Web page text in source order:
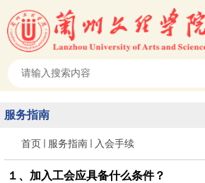
服务指南
首页 服务指南 入会手续
１、加入工会应具备什么条件？